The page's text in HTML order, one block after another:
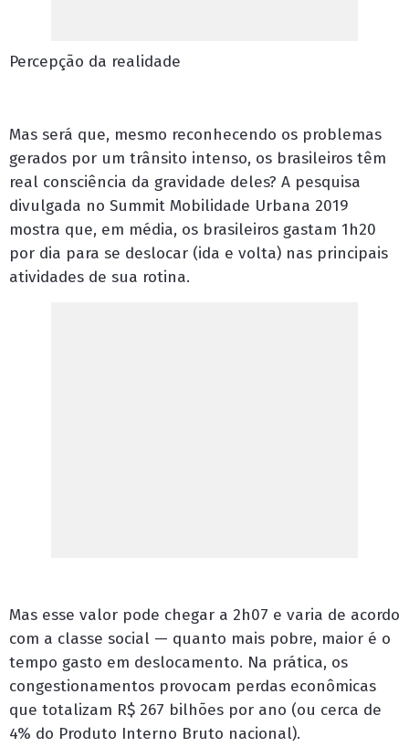
Percepção da realidade
Mas será que, mesmo reconhecendo os problemas
gerados por um trânsito intenso, os brasileiros têm
real consciência da gravidade deles? A pesquisa
divulgada no Summit Mobilidade Urbana 2019
mostra que, em média, os brasileiros gastam 1h20
por dia para se deslocar (ida e volta) nas principais
atividades de sua rotina.
Mas esse valor pode chegar a 2h07 e varia de acordo
com a classe social — quanto mais pobre, maior é o
tempo gasto em deslocamento. Na prática, os
congestionamentos provocam perdas econômicas
que totalizam R$ 267 bilhões por ano (ou cerca de
4% do Produto Interno Bruto nacional).